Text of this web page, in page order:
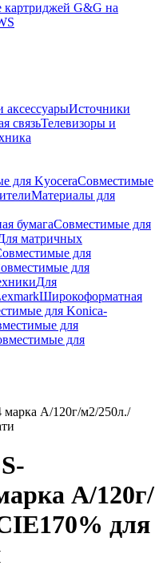
картриджей G&G на
аксессуарыИсточники
связьТелевизоры и
для KyoceraСовместимые
Материалы для
бумагаСовместимые для
матричных
для
для
Для
Широкоформатная
для Konica-
для
для
марка A/120г/м2/250л./
A/120г/
для